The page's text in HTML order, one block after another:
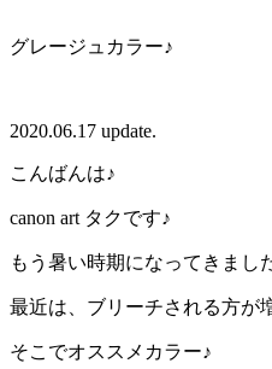
グレージュカラー♪
2020.06.17 update.
こんばんは♪
canon art タクです♪
もう暑い時期になってきまし
最近は、ブリーチされる方が
そこでオススメカラー♪